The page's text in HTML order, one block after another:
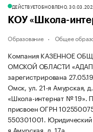
ДЕЙСТВУЕТОБНОВЛЕНО,
КОУ «Школа-
Образование Общее
Компания КАЗЕННОЕ
ОМСКОЙ ОБЛАСТИ
зарегистрирована
Омск, ул. 21-я Амурская,
«Школа-интернат № 19».
присвоен ОГРН
550301001. Юридический
я Амурская, д. 17а.